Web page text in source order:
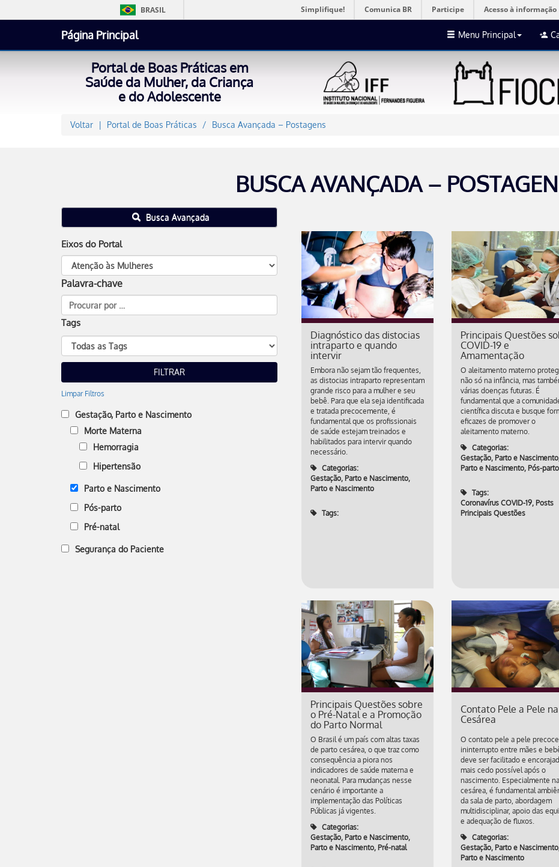
BRASIL Simplifique! Comunica BR Participe Acesso à informação
Página Principal Menu Principal
Portal de Boas Práticas em
Saúde da Mulher, da Criança
e do Adolescente
Voltar Portal de Boas Práticas Busca Avançada – Postagens
BUSCA AVANÇADA –
Busca Avançada
Eixos do Portal
Palavra-chave
Tags
Limpar Filtros
Gestação, Parto e Nascimento
Morte Materna
Hemorragia
Hipertensão
Parto e Nascimento
Pós-parto
Pré-natal
Segurança do Paciente
Diagnóstico das distocias
intraparto e quando
intervir
Embora não sejam tão frequentes,
as distocias intraparto representam
grande risco para a mulher e seu
bebê. Para que ela seja identificada
e tratada precocemente, é
fundamental que os profissionais
de saúde estejam treinados e
habilitados para intervir quando
necessário.
Categorias:
Gestação, Parto e Nascimento,
Parto e Nascimento
Tags:
Principais Questões
COVID-19 e
Amamentação
O aleitamento materno
não só na infância, mas
várias doenças futuras. É
fundamental que a
científica discuta e busque
eficazes de promover o
aleitamento materno.
Categorias:
Gestação, Parto e Nascimento
Parto e Nascimento, Pós-parto
Tags:
Coronavírus COVID-19, Posts
Principais Questões
Principais Questões sobre
o Pré-Natal e a Promoção
do Parto Normal
O Brasil é um país com altas taxas
de parto cesárea, o que traz como
consequência a piora nos
indicadores de saúde materna e
neonatal. Para mudanças nesse
cenário é importante a
implementação das Políticas
Públicas já vigentes.
Categorias:
Gestação, Parto e Nascimento,
Parto e Nascimento, Pré-natal
Contato Pele a Pele na
Cesárea
O contato pele a pele
ininterrupto entre mães e
deve ser facilitado e
mais cedo possível após o
nascimento. Especialmente na
cesárea, é fundamental
da sala de parto, abordagem
multidisciplinar, apoio das
e adequação de fluxos.
Categorias:
Gestação, Parto e Nascimento
Parto e Nascimento